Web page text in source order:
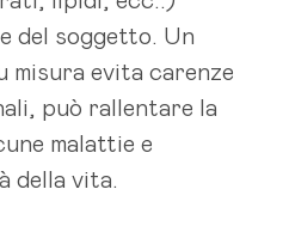
del soggetto. Un
misura evita carenze
può rallentare la
malattie e
della vita.